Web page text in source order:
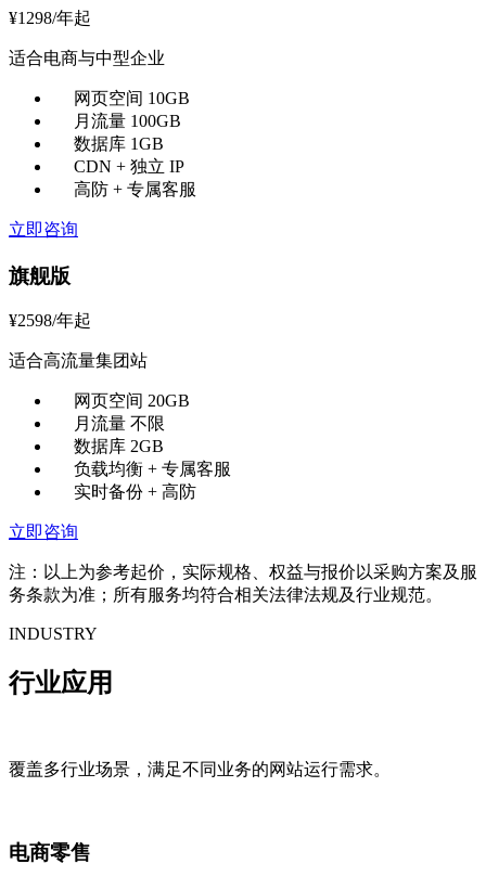
¥1298/年起
适合电商与中型企业
网页空间 10GB
月流量 100GB
数据库 1GB
CDN + 独立 IP
高防 + 专属客服
立即咨询
旗舰版
¥2598/年起
适合高流量集团站
网页空间 20GB
月流量 不限
数据库 2GB
负载均衡 + 专属客服
实时备份 + 高防
立即咨询
注：以上为参考起价，实际规格、权益与报价以采购方案及服
务条款为准；所有服务均符合相关法律法规及行业规范。
INDUSTRY
行业应用
覆盖多行业场景，满足不同业务的网站运行需求。
电商零售